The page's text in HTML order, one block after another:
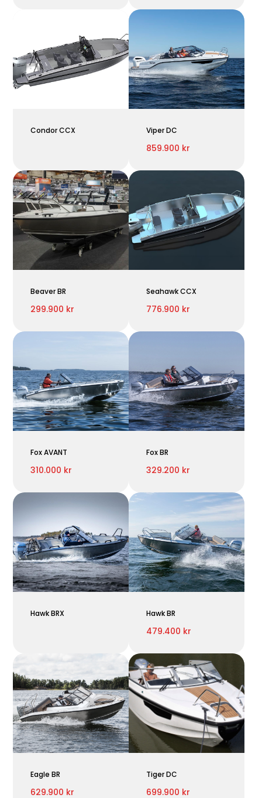
Condor CCX Viper DC
859.900 kr
Beaver BR
299.900 kr
Seahawk CCX
776.900 kr
Fox AVANT
310.000 kr
Fox BR
329.200 kr
Hawk BRX Hawk BR
479.400 kr
Eagle BR
629.900 kr
Tiger DC
699.900 kr